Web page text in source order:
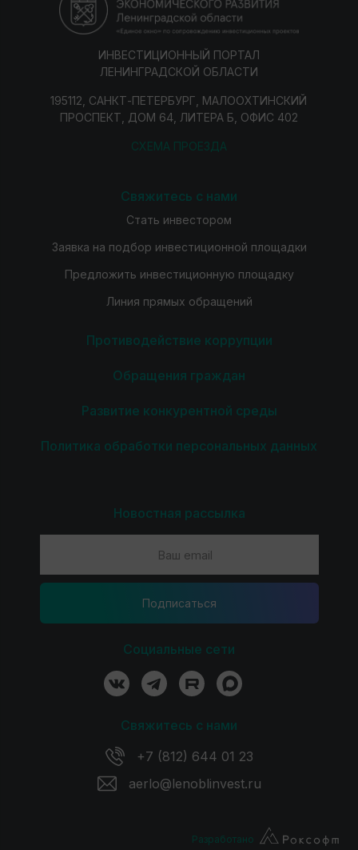
ИНВЕСТИЦИОННЫЙ ПОРТАЛ
ЛЕНИНГРАДСКОЙ ОБЛАСТИ
195112, САНКТ-ПЕТЕРБУРГ, МАЛООХТИНСКИЙ
ПРОСПЕКТ, ДОМ 64, ЛИТЕРА Б, ОФИС 402
СХЕМА ПРОЕЗДА
Свяжитесь с нами
Стать инвестором
Заявка на подбор инвестиционной площадки
Предложить инвестиционную площадку
Линия прямых обращений
Противодействие коррупции
Обращения граждан
Развитие конкурентной среды
Политика обработки персональных данных
Новостная рассылка
Подпиcаться
Социальные сети
Свяжитесь с нами
+7 (812) 644 01 23
aerlo@lenoblinvest.ru
Разработано